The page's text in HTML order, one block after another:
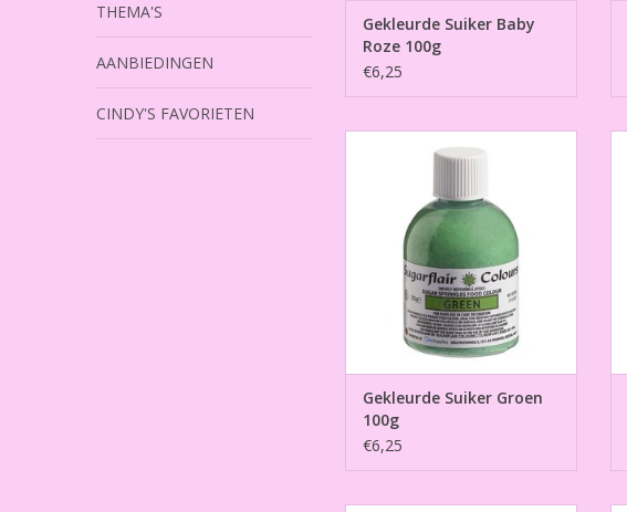
THEMA'S
AANBIEDINGEN
CINDY'S FAVORIETEN
Gekleurde Suiker Baby
Roze 100g
€6,25
Gekleurde Suiker Groen
100g
€6,25